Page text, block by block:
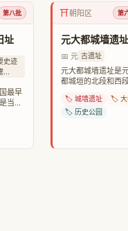
第八批
址
史迹
最早
当时
近现
要意
⛩️朝阳区 第
元大都城墙遗址
📅 元 古遗址
元大都城墙遗址是
都城垣的北段和西
是北京城市发展史
要见证。
🏷️ 城墙遗址
🏷️ 大
🏷️ 历史公园